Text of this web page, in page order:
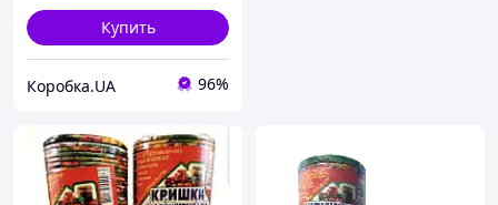
Купить
Коробка.UA 96%